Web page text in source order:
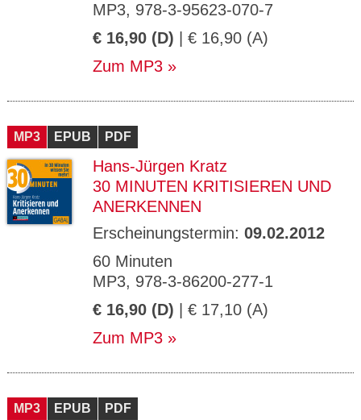
MP3, 978-3-95623-070-7
€ 16,90 (D) | € 16,90 (A)
Zum MP3
MP3 EPUB PDF
Hans-Jürgen Kratz
30 MINUTEN KRITISIEREN UND
ANERKENNEN
Erscheinungstermin: 09.02.2012
60 Minuten
MP3, 978-3-86200-277-1
€ 16,90 (D) | € 17,10 (A)
Zum MP3
MP3 EPUB PDF